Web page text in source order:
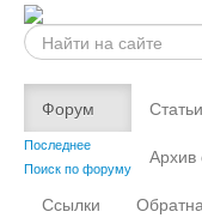
Искать...
Форум
Последнее
Поиск по форуму
Статьи
Архив
Ссылки